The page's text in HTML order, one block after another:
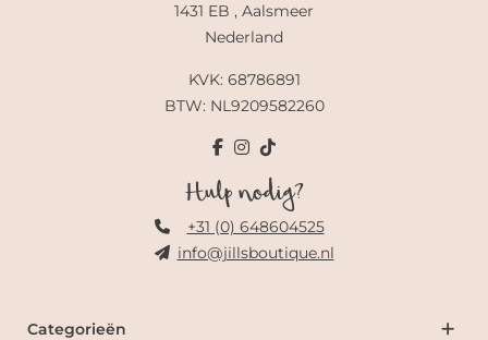
1431 EB , Aalsmeer
Nederland
KVK: 68786891
BTW: NL9209582260
Hulp nodig?
+31 (0) 648604525
info@jillsboutique.nl
Categorieën